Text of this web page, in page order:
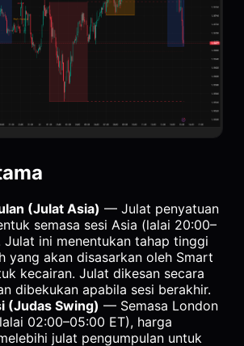
(Julat Asia) — Julat penyatuan
semasa sesi Asia (lalai 20:00–
Julat ini menentukan tahap tinggi
yang akan disasarkan oleh Smart
kecairan. Julat dikesan secara
dibekukan apabila sesi berakhir.
(Judas Swing) — Semasa London
02:00–05:00 ET), harga
julat pengumpulan untuk